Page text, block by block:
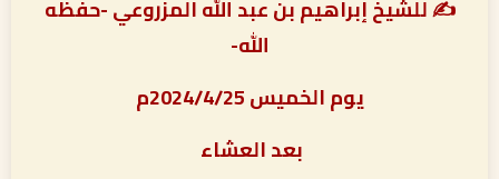
✍ للشيخ إبراهيم بن عبد الله المزروعي -حفظه
الله-
يوم الخميس 2024/4/25م
بعد العشاء